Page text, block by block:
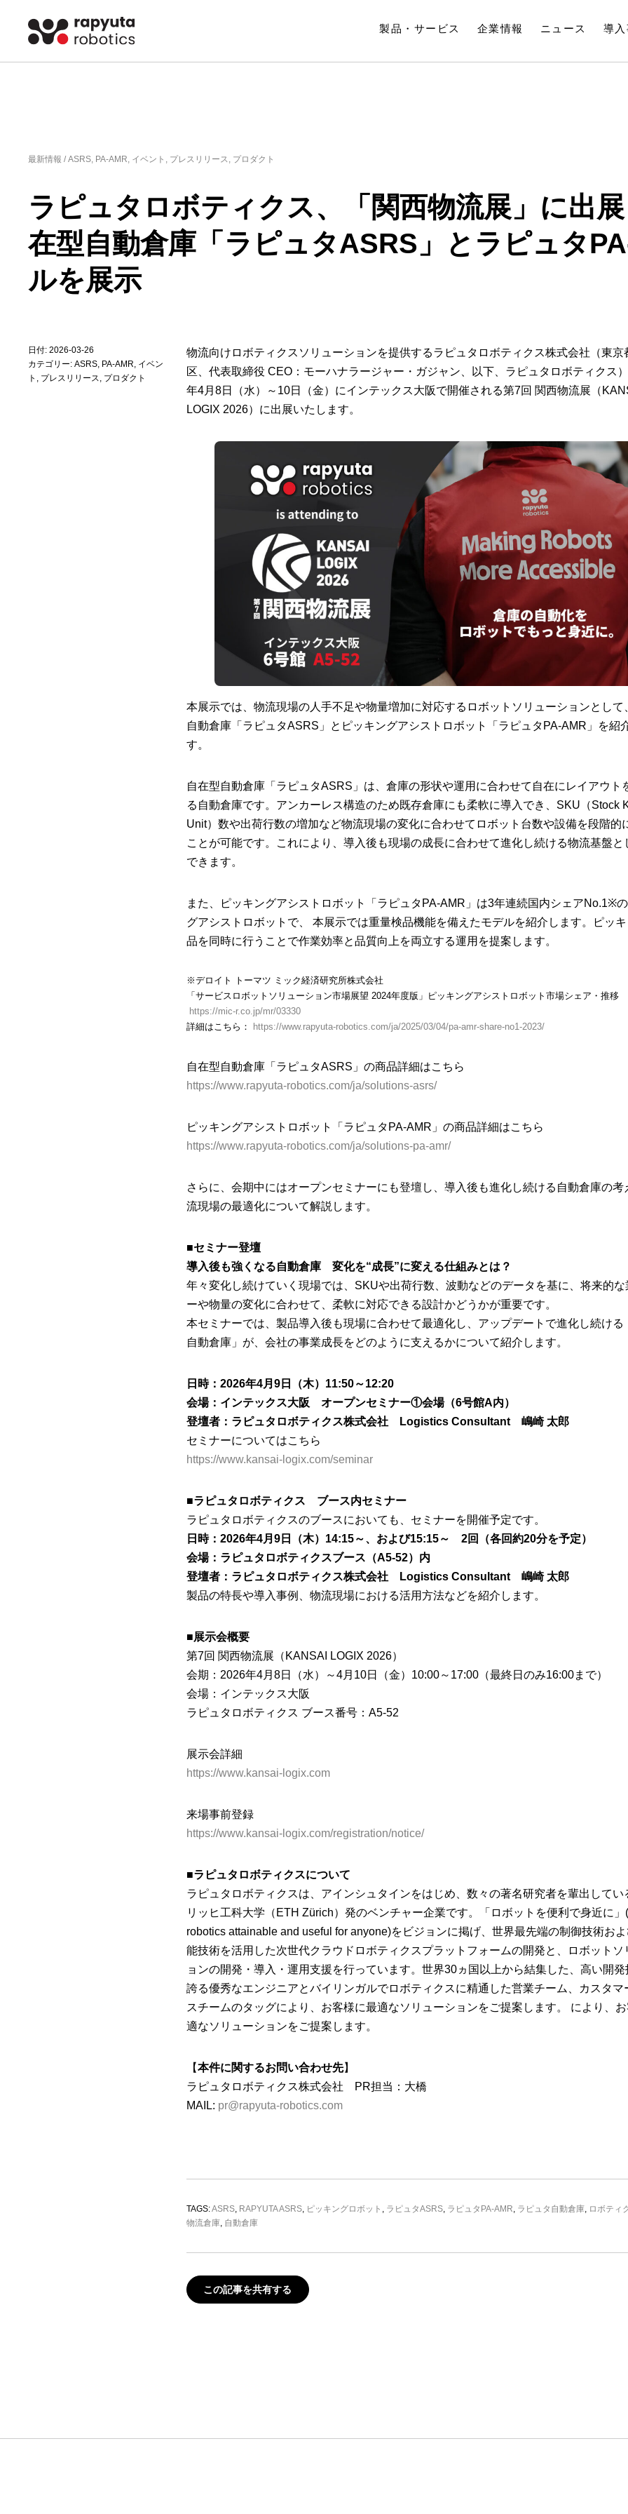
製品・サービス 企業情報 ニュース 導
最新情報 /ASRS, PA-AMR, イベント , プレスリリース, プロダクト
ラピュタロボティクス、「関西物流展」に出
在型自動倉庫「ラピュタASRS」とラピュタ
ルを展示
日付: 2026-03-26
カテゴリー: ASRS, PA-AMR, イベン
ト , プレスリリース, プロダクト
物流向けロボティクスソリューションを提供するラピュタロボティクス株式会社（東京
区、代表取締役 CEO：モーハナラージャー・ガジャン、以下、ラピュタロボティクス
年4月8日（水）～10日（金）にインテックス大阪で開催される第7回 関西物流展（
LOGIX 2026）に出展いたします。
本展示では、物流現場の人手不足や物量増加に対応するロボットソリューションとして
自動倉庫「ラピュタASRS」とピッキングアシストロボット「ラピュタPA-AMR」を紹
す。
自在型自動倉庫「ラピュタASRS」は、倉庫の形状や運用に合わせて自在にレイアウト
る自動倉庫です。アンカーレス構造のため既存倉庫にも柔軟に導入でき、SKU（Stock
Unit）数や出荷行数の増加など物流現場の変化に合わせてロボット台数や設備を段階的
ことが可能です。これにより、導入後も現場の成長に合わせて進化し続ける物流基盤と
できます。
また、ピッキングアシストロボット「ラピュタPA-AMR」は3年連続国内シェアNo.1※
グアシストロボットで、 本展示では重量検品機能を備えたモデルを紹介します。ピッ
品を同時に行うことで作業効率と品質向上を両立する運用を提案します。
※デロイト トーマツ ミック経済研究所株式会社
「サービスロボットソリューション市場展望 2024年度版」ピッキングアシストロボット市場シェア・推移
https://mic-r.co.jp/mr/03330
詳細はこちら：
https://www.rapyuta-robotics.com/ja/2025/03/04/pa-amr-share-no1-2023/
自在型自動倉庫「ラピュタASRS」の商品詳細はこちら
https://www.rapyuta-robotics.com/ja/solutions-asrs/
ピッキングアシストロボット「ラピュタPA-AMR」の商品詳細はこちら
https://www.rapyuta-robotics.com/ja/solutions-pa-amr/
さらに、会期中にはオープンセミナーにも登壇し、導入後も進化し続ける自動倉庫の考
流現場の最適化について解説します。
■セミナー登壇
導入後も強くなる自動倉庫 変化を“成長”に変える仕組みとは？
年々変化し続けていく現場では、SKUや出荷行数、波動などのデータを基に、将来的な
ーや物量の変化に合わせて、柔軟に対応できる設計かどうかが重要です。
本セミナーでは、製品導入後も現場に合わせて最適化し、アップデートで進化し続ける
自動倉庫」が、会社の事業成長をどのように支えるかについて紹介します。
日時：2026年4月9日（木）11:50～12:20
会場：インテックス大阪 オープンセミナー①会場（6号館A内）
登壇者：ラピュタロボティクス株式会社 Logistics Consultant 嶋崎 太郎
セミナーについてはこちら
https://www.kansai-logix.com/seminar
■ラピュタロボティクス ブース内セミナー
ラピュタロボティクスのブースにおいても、セミナーを開催予定です。
日時：2026年4月9日（木）14:15～、および15:15～ 2回（各回約20分を予定）
会場：ラピュタロボティクスブース（A5-52）内
登壇者：ラピュタロボティクス株式会社 Logistics Consultant 嶋崎 太郎
製品の特長や導入事例、物流現場における活用方法などを紹介します。
■展示会概要
第7回 関西物流展（KANSAI LOGIX 2026）
会期：2026年4月8日（水）～4月10日（金）10:00～17:00（最終日のみ16:00まで）
会場：インテックス大阪
ラピュタロボティクス ブース番号：A5-52
展示会詳細
https://www.kansai-logix.com
来場事前登録
https://www.kansai-logix.com/registration/notice/
■ラピュタロボティクスについて
ラピュタロボティクスは、アインシュタインをはじめ、数々の著名研究者を輩出してい
リッヒ工科大学（ETH Zürich）発のベンチャー企業です。「ロボットを便利で身近に」
robotics attainable and useful for anyone)をビジョンに掲げ、世界最先端の制御技術お
能技術を活用した次世代クラウドロボティクスプラットフォームの開発と、ロボットソ
ョンの開発・導入・運用支援を行っています。世界30ヵ国以上から結集した、高い開
誇る優秀なエンジニアとバイリンガルでロボティクスに精通した営業チーム、カスタマ
スチームのタッグにより、お客様に最適なソリューションをご提案します。 により、
適なソリューションをご提案します。
【本件に関するお問い合わせ先】
ラピュタロボティクス株式会社 PR担当：大橋
MAIL: pr@rapyuta-robotics.com
TAGS:ASRS, RAPYUTA ASRS, ピッキングロボット , ラピュタASRS, ラピュタPA-AMR, ラピュタ自動倉庫, ロボティ
物流倉庫, 自動倉庫
この記事を共有する